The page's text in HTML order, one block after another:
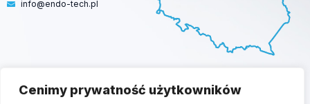
Cenimy prywatność użytkowników
info@endo-tech.pl
icomSEO